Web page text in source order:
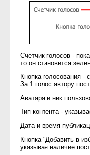
Счетчик голосов -
то он становится
Кнопка голосования -
За 1 голос автору
Аватара и ник
Тип контента -
Дата и время
Кнопка "Добавить в
указывая наличие